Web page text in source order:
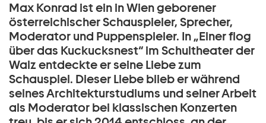
Max Konrad ist ein in Wien geborener
österreichischer Schauspieler, Sprecher,
Moderator und Puppenspieler. In „Einer flog
über das Kuckucksnest“ im Schultheater der
Walz entdeckte er seine Liebe zum
Schauspiel. Dieser Liebe blieb er während
seines Architekturstudiums und seiner Arbeit
als Moderator bei klassischen Konzerten